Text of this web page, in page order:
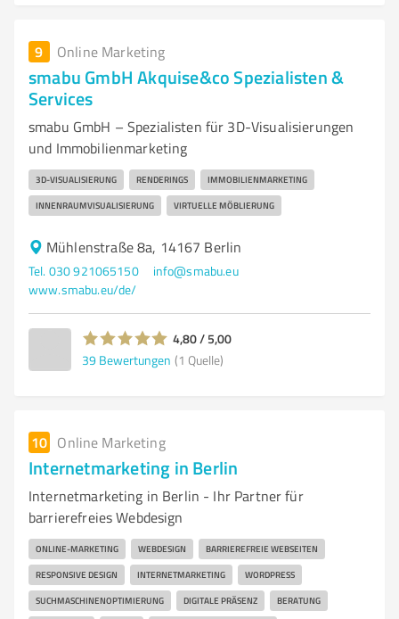
9 Online Marketing
smabu GmbH Akquise&co Spezialisten &
Services
smabu GmbH – Spezialisten für 3D-Visualisierungen
und Immobilienmarketing
3D-VISUALISIERUNG RENDERINGS IMMOBILIENMARKETING
INNENRAUMVISUALISIERUNG VIRTUELLE MÖBLIERUNG
Mühlenstraße 8a, 14167 Berlin
Tel. 030 921065150
info@smabu.eu
www.smabu.eu/de/
4,80 / 5,00
39 Bewertungen (1 Quelle)
10 Online Marketing
Internetmarketing in Berlin
Internetmarketing in Berlin - Ihr Partner für
barrierefreies Webdesign
ONLINE-MARKETING WEBDESIGN BARRIEREFREIE WEBSEITEN
RESPONSIVE DESIGN INTERNETMARKETING WORDPRESS
SUCHMASCHINENOPTIMIERUNG DIGITALE PRÄSENZ BERATUNG